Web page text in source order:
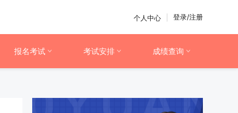
个人中心 登录/注册
报名考试 考试安排 成绩查询